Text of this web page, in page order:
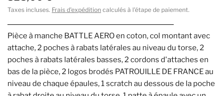
Taxes incluses. Frais d'expédition calculés à l'étape de paiement.
Pièce à manche BATTLE AERO en coton, col montant avec
attache, 2 poches à rabats latérales au niveau du torse, 2
poches à rabats latérales basses, 2 cordons d'attaches en
bas de la pièce, 2 logos brodés PATROUILLE DE FRANCE au
niveau de chaque épaules, 1 scratch au dessous de la poche